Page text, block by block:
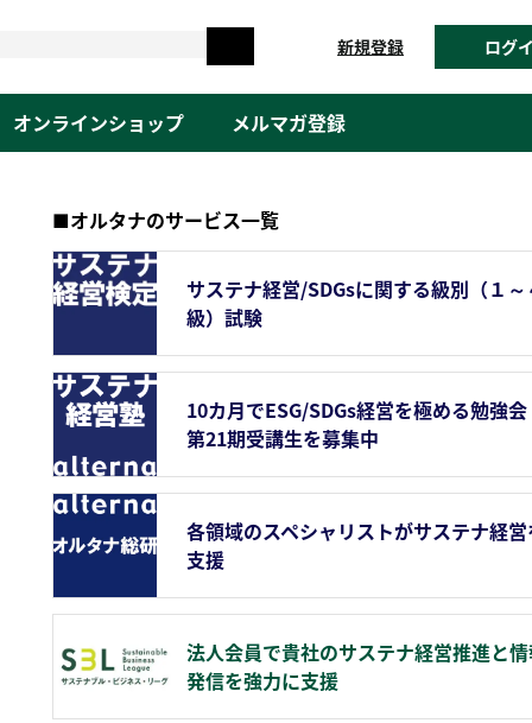
新規登録 ログ
オンラインショップ メルマガ登録
■オルタナのサービス一覧
サステナ経営/SDGsに関する級別（１～
級）試験
10カ月でESG/SDGs経営を極める勉強
第21期受講生を募集中
各領域のスペシャリストがサステナ経
支援
法人会員で貴社のサステナ経営推進と
発信を強力に支援